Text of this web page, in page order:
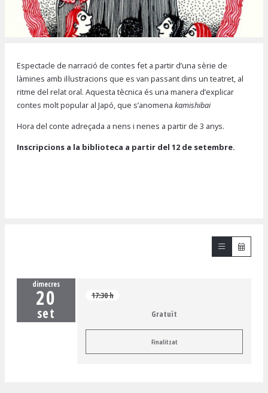
Espectacle de narració de contes fet a partir d’una sèrie de
làmines amb il·lustracions que es van passant dins un teatret, al
ritme del relat oral. Aquesta tècnica és una manera d’explicar
contes molt popular al Japó, que s’anomena kamishibai
Hora del conte adreçada a nens i nenes a partir de 3 anys.
Inscripcions a la biblioteca a partir del 12 de setembre.
dimecres
20
set
17:30 h
Gratuït
Finalitzat